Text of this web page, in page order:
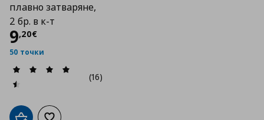
плавно затваряне,
2 бр. в к-т
9,20€
Цена
50 точки
(16)